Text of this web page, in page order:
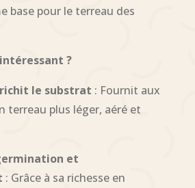
base pour le terreau des
?
le substrat : Fournit aux
terreau plus léger, aéré et
et
: Grâce à sa richesse en